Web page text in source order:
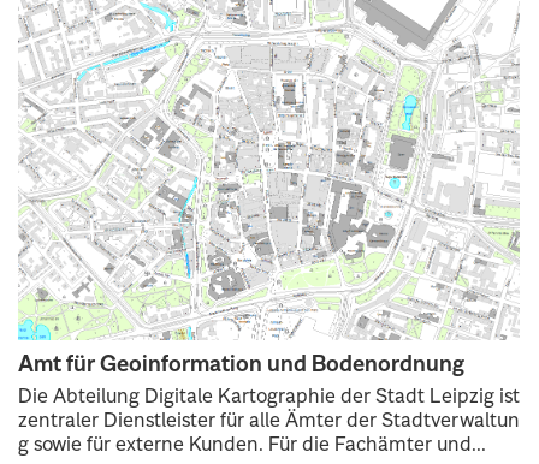
Amt für Geoinformation und Bodenordnung
Die Abteilung Digitale Kartographie der Stadt Leipzig ist
zentraler Dienstleister für alle Ämter der Stadtverwaltun
g sowie für externe Kunden. Für die Fachämter und...